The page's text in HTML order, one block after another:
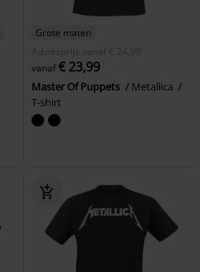
Grote maten
Adviesprijs
vanaf € 24,99
vanaf€ 23,99
Master Of Puppets
Metallica
T-shirt